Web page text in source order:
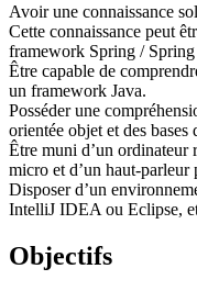
Avoir une connaissance
Cette connaissance peut
framework Spring /
Être capable de
un framework Java.
Posséder une
orientée objet et des bases
Être muni d’un ordinateur
micro et d’un haut-
Disposer d’un
IntelliJ IDEA ou Eclipse,
Objectifs